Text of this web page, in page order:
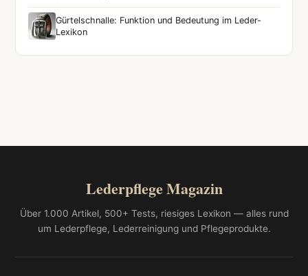
Gürtelschnalle: Funktion und Bedeutung im Leder-
Lexikon
Lederpflege Magazin
Über 1.000 Artikel, 500+ Tests, riesiges Lexikon — alles rund
um Lederpflege, Lederreinigung und Pflegeprodukte.